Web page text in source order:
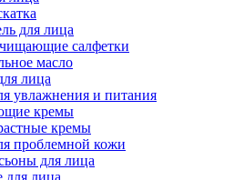
для лица
салфетки
масло
лица
увлажнения и питания
кремы
кремы
проблемной кожи
для лица
для лица